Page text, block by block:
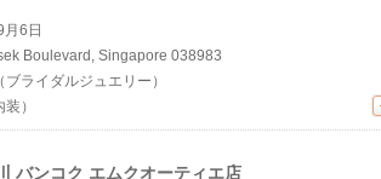
6日
Boulevard, Singapore 038983
ブライダルジュエリー）
）
バンコク エムクオーティエ店